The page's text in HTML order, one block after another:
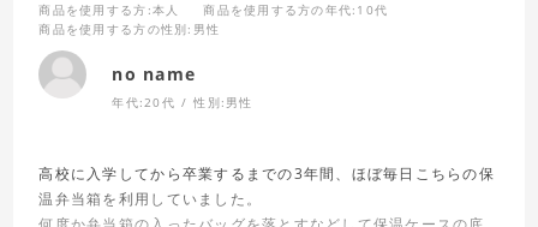
商品を使用する方 :本人 商品を使用する方の年代:10代
商品を使用する方の性別:男性
no name
年代:20代 性別: 男性
高校に入学してから卒業するまでの3年間、ほぼ毎日こちらの保
温弁当箱を利用していました。